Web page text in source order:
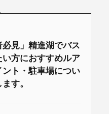
必見」精進湖でバス
い方におすすめルア
ント・駐車場につい
す。